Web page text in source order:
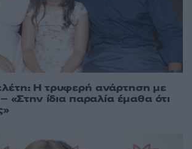
Η τρυφερή ανάρτηση με
«Στην ίδια παραλία έμαθα ότι